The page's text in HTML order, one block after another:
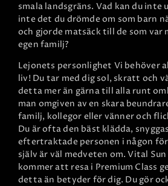
smala landsgräns. Vad kan du inte
inte det du drömde om som barn
och gjorde matsäck till de som var
egen familj?
Lejonets personlighet Vi behöver
liv! Du tar med dig sol, skratt och
detta mer än gärna till alla runt
man omgiven av en skara
familj, kollegor eller vänner och
Du är ofta den bäst klädda,
eftertraktade personen i någon
själv är väl medveten om. Vital
kommer att resa i Premium Class
detta än betyder för dig. Du gör